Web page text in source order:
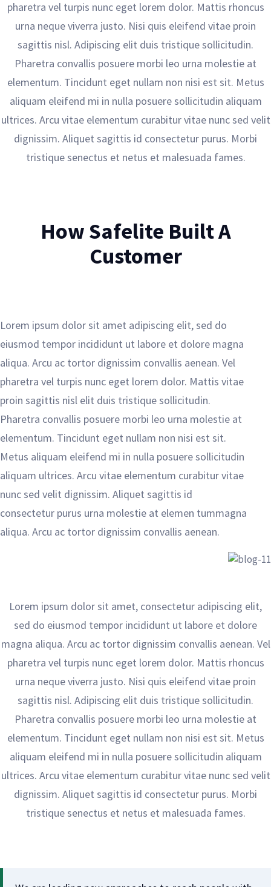
pharetra vel turpis nunc eget lorem dolor. Mattis rhoncus
urna neque viverra justo. Nisi quis eleifend vitae proin
sagittis nisl. Adipiscing elit duis tristique sollicitudin.
Pharetra convallis posuere morbi leo urna molestie at
elementum. Tincidunt eget nullam non nisi est sit. Metus
aliquam eleifend mi in nulla posuere sollicitudin aliquam
ultrices. Arcu vitae elementum curabitur vitae nunc sed velit
dignissim. Aliquet sagittis id consectetur purus. Morbi
tristique senectus et netus et malesuada fames.
How Safelite Built A
Customer
Lorem ipsum dolor sit amet adipiscing elit, sed do
eiusmod tempor incididunt ut labore et dolore magna
aliqua. Arcu ac tortor dignissim convallis aenean. Vel
pharetra vel turpis nunc eget lorem dolor. Mattis vitae
proin sagittis nisl elit duis tristique sollicitudin.
Pharetra convallis posuere morbi leo urna molestie at
elementum. Tincidunt eget nullam non nisi est sit.
Metus aliquam eleifend mi in nulla posuere sollicitudin
aliquam ultrices. Arcu vitae elementum curabitur vitae
nunc sed velit dignissim. Aliquet sagittis id
consectetur purus urna molestie at elemen tummagna
aliqua. Arcu ac tortor dignissim convallis aenean.
Lorem ipsum dolor sit amet, consectetur adipiscing elit,
sed do eiusmod tempor incididunt ut labore et dolore
magna aliqua. Arcu ac tortor dignissim convallis aenean. Vel
pharetra vel turpis nunc eget lorem dolor. Mattis rhoncus
urna neque viverra justo. Nisi quis eleifend vitae proin
sagittis nisl. Adipiscing elit duis tristique sollicitudin.
Pharetra convallis posuere morbi leo urna molestie at
elementum. Tincidunt eget nullam non nisi est sit. Metus
aliquam eleifend mi in nulla posuere sollicitudin aliquam
ultrices. Arcu vitae elementum curabitur vitae nunc sed velit
dignissim. Aliquet sagittis id consectetur purus. Morbi
tristique senectus et netus et malesuada fames.